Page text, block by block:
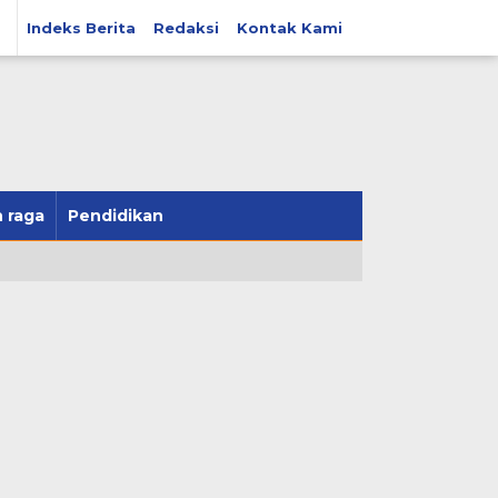
Indeks Berita Redaksi Kontak Kami
raga Pendidikan